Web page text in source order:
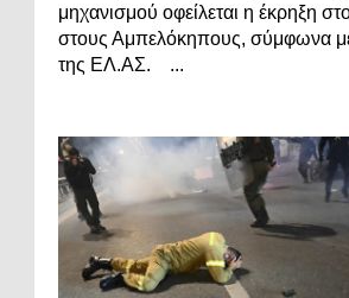
μηχανισμού οφείλεται η έκρηξη
στους Αμπελόκηπους, σύμφωνα
της ΕΛ.ΑΣ. ...